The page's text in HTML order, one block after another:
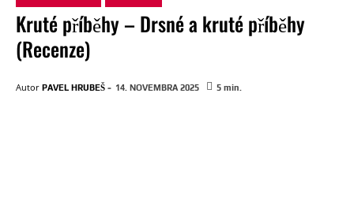
Kruté příběhy – Drsné a kruté příběhy
(Recenze)
Autor PAVEL HRUBEŠ - 14. NOVEMBRA 2025 5 min.